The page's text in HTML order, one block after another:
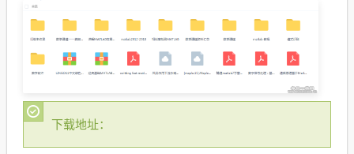
下载地址：